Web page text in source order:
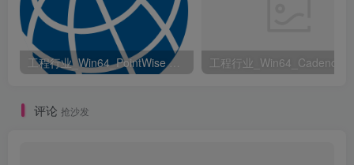
工程行业_Win64_PointWise 18.6 R2 x64资源下载地址_百度网盘迅雷BT
评论 抢沙发